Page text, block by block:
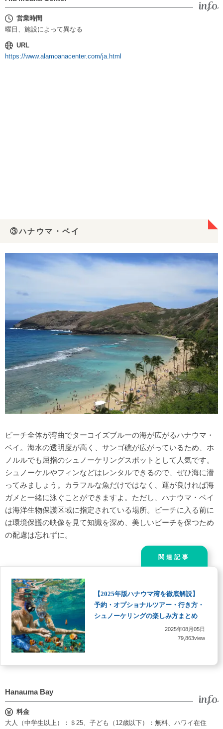
営業時間
曜日、施設によって異なる
URL
https://www.alamoanacenter.com/ja.html
③ハナウマ・ベイ
ビーチ全体が湾曲でターコイズブルーの海が広がるハナウマ・
ベイ。海水の透明度が高く、サンゴ礁が広がっているため、ホ
ノルルでも屈指のシュノーケリングスポットとして人気です。
シュノーケルやフィンなどはレンタルできるので、ぜひ海に潜
ってみましょう。カラフルな魚だけではなく、運が良ければ海
ガメと一緒に泳ぐことができますよ。ただし、ハナウマ・ベイ
は海洋生物保護区域に指定されている場所。ビーチに入る前に
は環境保護の映像を見て知識を深め、美しいビーチを保つため
の配慮は忘れずに。
関連記事
【2025年版ハナウマ湾を徹底解説】
予約・オプショナルツアー・行き方・
シュノーケリングの楽しみ方まとめ
2025年08月05日
79,863view
Hanauma Bay
料金
大人（中学生以上）：＄25、子ども（12歳以下）：無料、ハワイ在住